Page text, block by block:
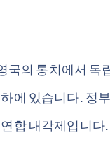
국의 통치에서
에 있습니다. 정
합 내각제입니